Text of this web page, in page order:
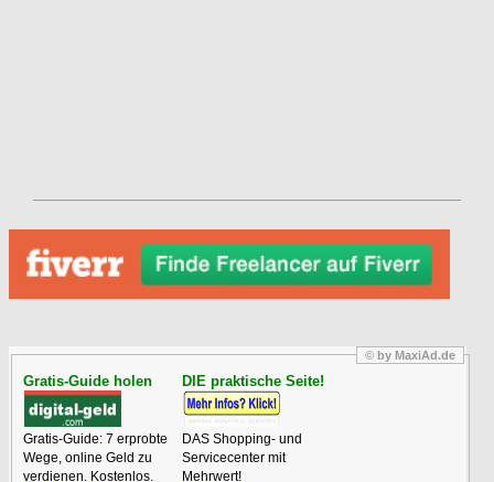
© by MaxiAd.de
Gratis-Guide holen
Gratis-Guide: 7 erprobte
Wege, online Geld zu
verdienen. Kostenlos.
DIE praktische Seite!
DAS Shopping- und
Servicecenter mit
Mehrwert!